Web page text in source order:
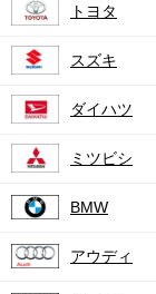
トヨタ
スズキ
ダイハツ
ミツビシ
BMW
アウディ